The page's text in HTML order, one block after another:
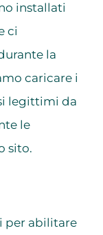
installati
ci
la
caricare i
legittimi da
le
sito.
per abilitare